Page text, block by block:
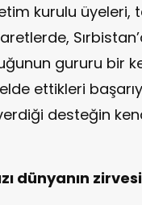
kurulu üyeleri,
gururu bir
ettikleri
desteğin
dünyanın